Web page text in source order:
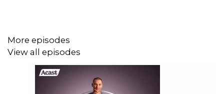
När det gäller träning går han minst sagt i clinch med
dagens hälsorekommendationer. Han ifrågasätter flera
budskap och menar att hård och långvarig träning kan
leda till hjärtskador, medan måttlig motion och vardagliga
promenader är det som långsiktigt gör störst nytta.
More episodes
View all episodes